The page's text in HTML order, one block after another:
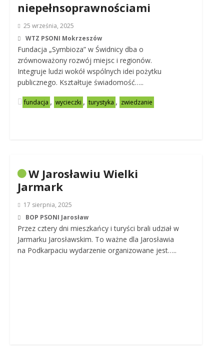
niepełnsoprawnościami
25 września, 2025
WTZ PSONI Mokrzeszów
Fundacja „Symbioza” w Świdnicy dba o
zrównoważony rozwój miejsc i regionów.
Integruje ludzi wokół wspólnych idei pożytku
publicznego. Kształtuje świadomość…..
fundacja , wycieczki , turystyka , zwiedzanie
W Jarosławiu Wielki
Jarmark
17 sierpnia, 2025
BOP PSONI Jarosław
Przez cztery dni mieszkańcy i turyści brali udział w
Jarmarku Jarosławskim. To ważne dla Jarosławia
na Podkarpaciu wydarzenie organizowane jest…..